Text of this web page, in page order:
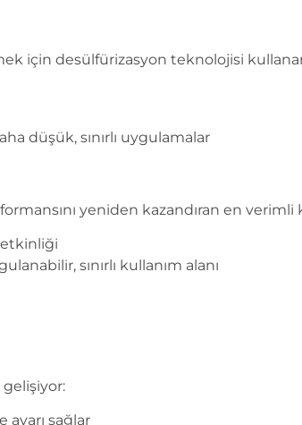
için desülfürizasyon teknolojisi
düşük, sınırlı uygulamalar
yeniden kazandıran en
etkinliği
sınırlı kullanım alanı
ayarı sağlar